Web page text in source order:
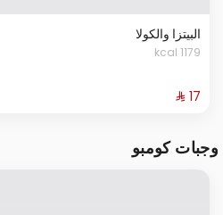
البيتزا والكولا
1179 kcal
وجبات كومبو